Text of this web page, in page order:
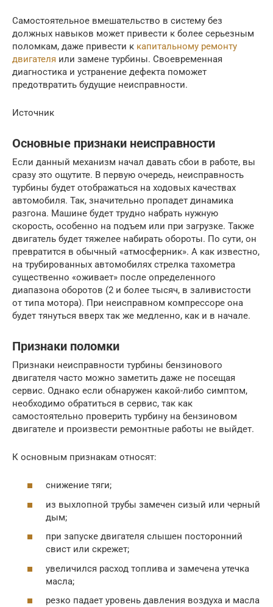
Самостоятельное вмешательство в систему без
должных навыков может привести к более серьезным
поломкам, даже привести к капитальному ремонту
двигателя или замене турбины. Своевременная
диагностика и устранение дефекта поможет
предотвратить будущие неисправности.
Источник
Основные признаки неисправности
Если данный механизм начал давать сбои в работе, вы
сразу это ощутите. В первую очередь, неисправность
турбины будет отображаться на ходовых качествах
автомобиля. Так, значительно пропадет динамика
разгона. Машине будет трудно набрать нужную
скорость, особенно на подъем или при загрузке. Также
двигатель будет тяжелее набирать обороты. По сути, он
превратится в обычный «атмосферник». А как известно,
на трубированных автомобилях стрелка тахометра
существенно «оживает» после определенного
диапазона оборотов (2 и более тысяч, в заливистости
от типа мотора). При неисправном компрессоре она
будет тянуться вверх так же медленно, как и в начале.
Признаки поломки
Признаки неисправности турбины бензинового
двигателя часто можно заметить даже не посещая
сервис. Однако если обнаружен какой-либо симптом,
необходимо обратиться в сервис, так как
самостоятельно проверить турбину на бензиновом
двигателе и произвести ремонтные работы не выйдет.
К основным признакам относят:
снижение тяги;
из выхлопной трубы замечен сизый или черный
дым;
при запуске двигателя слышен посторонний
свист или скрежет;
увеличился расход топлива и замечена утечка
масла;
резко падает уровень давления воздуха и масла